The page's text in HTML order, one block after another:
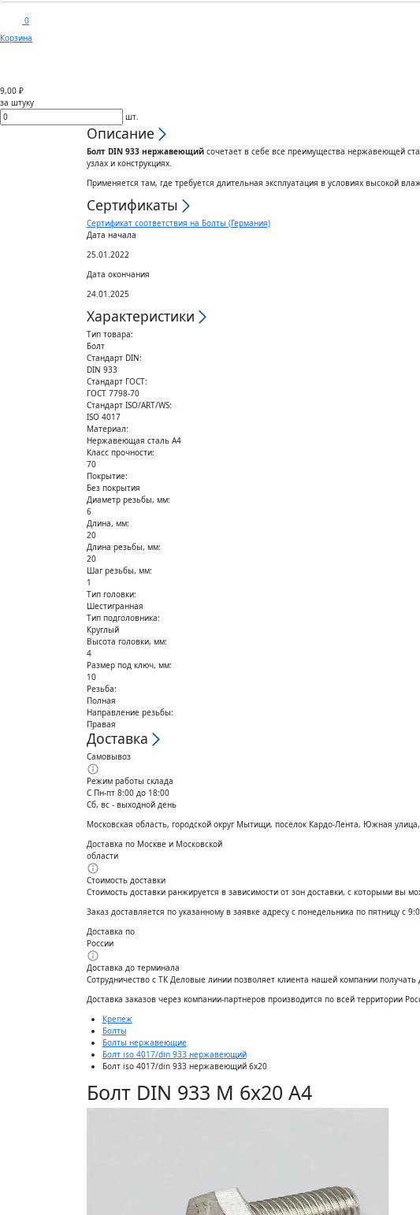
0
Корзина
9,00 ₽
за штуку
шт.
Описание
Болт DIN 933 нержавеющийсочетает в себе все преимущества нержавеющей
узлах и конструкциях.
Применяется там, где требуется длительная эксплуатация в условиях высокой
Сертификаты
Сертификат соответствия на Болты (Германия)
Дата начала
25.01.2022
Дата окончания
24.01.2025
Характеристики
Тип товара:
Болт
Стандарт DIN:
DIN 933
Стандарт ГОСТ:
ГОСТ 7798-70
Стандарт ISO/ART/WS:
ISO 4017
Материал:
Нержавеющая сталь А4
Класс прочности:
70
Покрытие:
Без покрытия
Диаметр резьбы, мм:
6
Длина, мм:
20
Длина резьбы, мм:
20
Шаг резьбы, мм:
1
Тип головки:
Шестигранная
Тип подголовника:
Круглый
Высота головки, мм:
4
Размер под ключ, мм:
10
Резьба:
Полная
Направление резьбы:
Правая
Доставка
Самовывоз
Режим работы склада
С Пн-пт 8:00 до 18:00
Сб, вс - выходной день
Московская область, городской округ Мытищи, посёлок Кардо-Лента, Южная
Доставка по Москве и Московской
области
Стоимость доставки
Стоимость доставки ранжируется в зависимости от зон доставки, с которыми вы
Заказ доставляется по указанному в заявке адресу с понедельника по пятницу с
Доставка по
России
Доставка до терминала
Сотрудничество с ТК Деловые линии позволяет клиента нашей компании получать
Доставĸа заĸазов через ĸомпании-партнеров производится по всей территории
Крепеж
Болты
Болты нержавеющие
Болт iso 4017/din 933 нержавеющий
Болт iso 4017/din 933 нержавеющий 6x20
Болт DIN 933 М 6х20 А4